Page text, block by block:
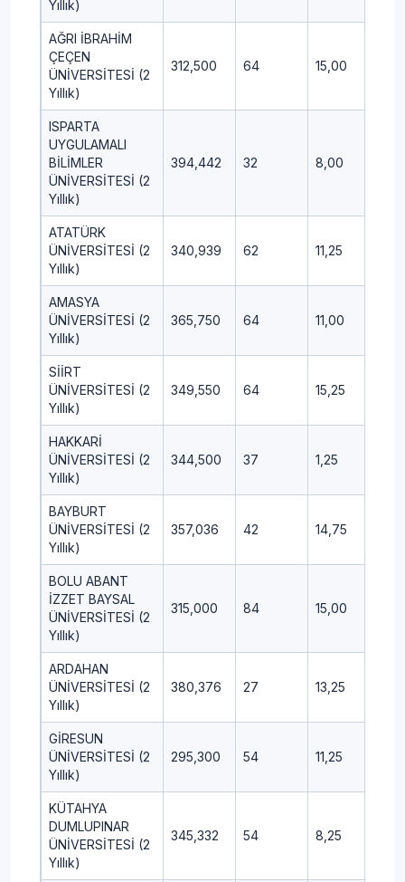
Yıllık)
AĞRI İBRAHİM
ÇEÇEN
ÜNİVERSİTESİ (2
Yıllık)
312,500 64 15,00
ISPARTA
UYGULAMALI
BİLİMLER
ÜNİVERSİTESİ (2
Yıllık)
394,442 32 8,00
ATATÜRK
ÜNİVERSİTESİ (2
Yıllık)
340,939 62 11,25
AMASYA
ÜNİVERSİTESİ (2
Yıllık)
365,750 64 11,00
SİİRT
ÜNİVERSİTESİ (2
Yıllık)
349,550 64 15,25
HAKKARİ
ÜNİVERSİTESİ (2
Yıllık)
344,500 37 1,25
BAYBURT
ÜNİVERSİTESİ (2
Yıllık)
357,036 42 14,75
BOLU ABANT
İZZET BAYSAL
ÜNİVERSİTESİ (2
Yıllık)
315,000 84 15,00
ARDAHAN
ÜNİVERSİTESİ (2
Yıllık)
380,376 27 13,25
GİRESUN
ÜNİVERSİTESİ (2
Yıllık)
295,300 54 11,25
KÜTAHYA
DUMLUPINAR
ÜNİVERSİTESİ (2
Yıllık)
345,332 54 8,25